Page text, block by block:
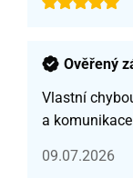
Ověřený
Vlastní
a
09.07.2026